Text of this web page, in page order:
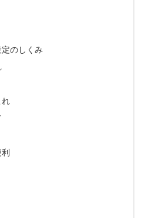
のしくみ
れ